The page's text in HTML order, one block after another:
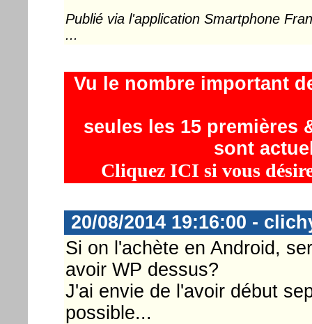
Publié via l'application Smartphone
...
Vu le nombre important
seules les 15 premières
sont
Cliquez ICI si vous
20/08/2014 19:16:00 -
Si on l'achète en Android,
avoir WP dessus?
J'ai envie de l'avoir début
possible...